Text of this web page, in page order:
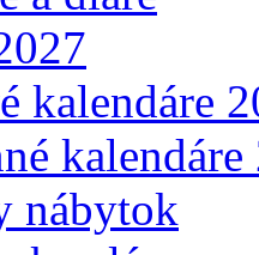
kalendáre
nábytok